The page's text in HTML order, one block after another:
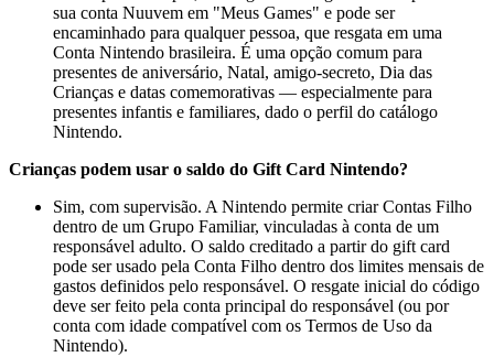
sua conta Nuuvem em "Meus Games" e pode ser
encaminhado para qualquer pessoa, que resgata em uma
Conta Nintendo brasileira. É uma opção comum para
presentes de aniversário, Natal, amigo-secreto, Dia das
Crianças e datas comemorativas — especialmente para
presentes infantis e familiares, dado o perfil do catálogo
Nintendo.
Crianças podem usar o saldo do Gift Card Nintendo?
Sim, com supervisão. A Nintendo permite criar Contas Filho
dentro de um Grupo Familiar, vinculadas à conta de um
responsável adulto. O saldo creditado a partir do gift card
pode ser usado pela Conta Filho dentro dos limites mensais de
gastos definidos pelo responsável. O resgate inicial do código
deve ser feito pela conta principal do responsável (ou por
conta com idade compatível com os Termos de Uso da
Nintendo).